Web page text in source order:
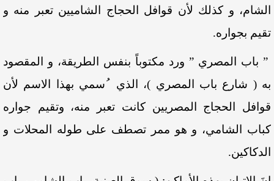
الشام، و كذلك لأن قوافل الحجاج الشاميين تعبر منه و
تقيم بجواره.
” باب المصري ” ورد مكتوباً بنفس الطريقة، و المقصود
به ( شارع باب المصري )، الذي ُسمي بهذا الاسم لأن
قوافل الحجاج المصريين كانت تعبر منه، وتقيم جواره
كباب الشامي، و هو ممر تصطف على طوله المحلات و
الدكاكين.